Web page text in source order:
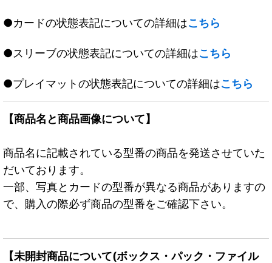
●カードの状態表記についての詳細はこちら
●スリーブの状態表記についての詳細はこちら
●プレイマットの状態表記についての詳細はこちら
【商品名と商品画像について】
商品名に記載されている型番の商品を発送させていた
だいております。
一部、写真とカードの型番が異なる商品がありますの
で、購入の際必ず商品の型番をご確認下さい。
【未開封商品について(ボックス・パック・ファイル